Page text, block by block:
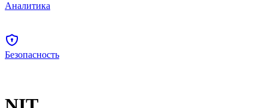
Аналитика
Безопасность